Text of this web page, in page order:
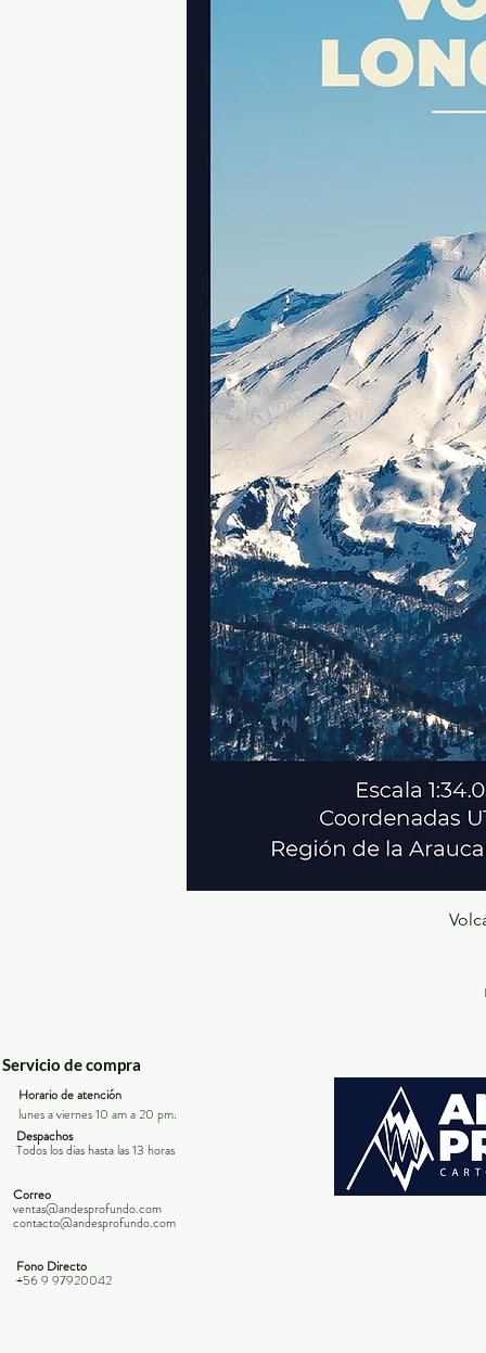
Servicio de compra
Horario de atención
lunes a viernes 10 am a 20 pm.
Despachos
Todos los dias hasta las 13 horas
Correo
ventas@andesprofundo.com
contacto@andesprofundo.com
Fono Directo
+56 9 97920042